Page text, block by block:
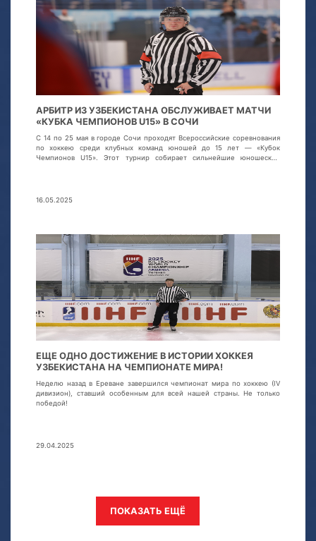
АРБИТР ИЗ УЗБЕКИСТАНА ОБСЛУЖИВАЕТ МАТЧИ
«КУБКА ЧЕМПИОНОВ U15» В СОЧИ
С 14 по 25 мая в городе Сочи проходят Всероссийские соревнования
по хоккею среди клубных команд юношей до 15 лет — «Кубок
Чемпионов U15». Этот турнир собирает сильнейшие юношеские
16.05.2025
ЕЩЕ ОДНО ДОСТИЖЕНИЕ В ИСТОРИИ ХОККЕЯ
УЗБЕКИСТАНА НА ЧЕМПИОНАТЕ МИРА!
Неделю назад в Ереване завершился чемпионат мира по хоккею (IV
дивизион), ставший особенным для всей нашей страны. Не только
победой!
29.04.2025
ПОКАЗАТЬ ЕЩЁ